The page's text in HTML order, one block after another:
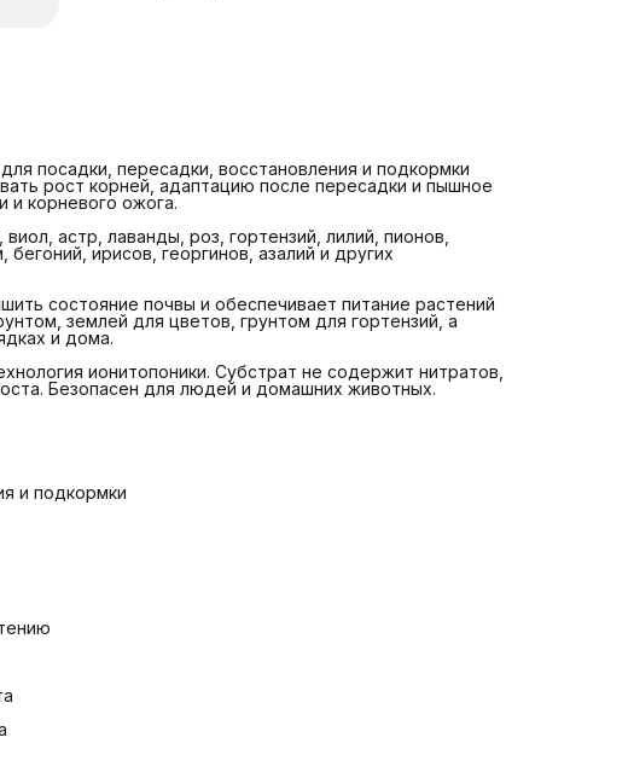
Помогает росту и укреплению корней
Поддерживает адаптацию после пересадки
Способствует пышному и продолжительному цветению
Подходит для универсального и цветочного грунта
Исключает риск передозировки и корневого ожога
Не содержит нитратов, гормонов и пестицидов
посадки, пересадки, восстановления и подкормки
рост корней, адаптацию после пересадки и пышное
и корневого ожога.
астр, лаванды, роз, гортензий, лилий, пионов,
ирисов, георгинов, азалий и других
состояние почвы и обеспечивает питание растений
землей для цветов, грунтом для гортензий, а
и дома.
ионитопоники. Субстрат не содержит нитратов,
Безопасен для людей и домашних животных.
и подкормки